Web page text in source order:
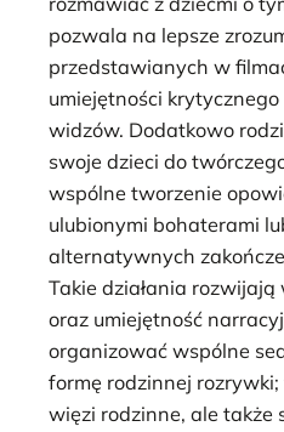
pozwala na lepsze
przedstawianych w
umiejętności krytycznego
widzów. Dodatkowo
swoje dzieci do
wspólne tworzenie
ulubionymi bohaterami
alternatywnych
Takie działania
oraz umiejętność
organizować wspólne
formę rodzinnej
więzi rodzinne, ale także